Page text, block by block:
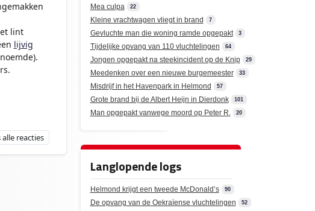
lint
lijvig
alle reacties
Mea culpa 22
Kleine vrachtwagen vliegt in brand 7
Gevluchte man die woning ramde opgepakt 3
Tijdelijke opvang van 110 vluchtelingen 64
Jongen opgepakt na steekincident op de Knip 29
Meedenken over een nieuwe burgemeester 33
Misdrijf in het Havenpark in Helmond 57
Grote brand bij de Albert Heijn in Dierdonk 101
Man opgepakt vanwege moord op Peter R. 20
Langlopende logs
Helmond krijgt een tweede McDonald’s 90
De opvang van de Oekraïense vluchtelingen 52